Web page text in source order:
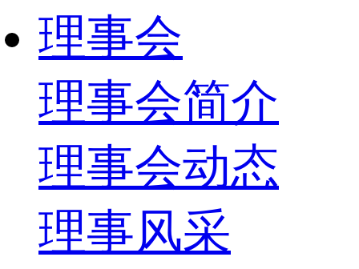
理事会
理事会简介
理事会动态
理事风采